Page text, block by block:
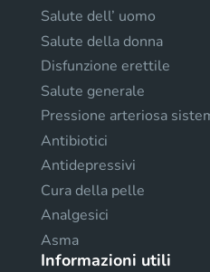
Salute dell’ uomo
Salute della donna
Disfunzione erettile
Salute generale
Pressione arteriosa
Antibiotici
Antidepressivi
Cura della pelle
Analgesici
Asma
Informazioni utili